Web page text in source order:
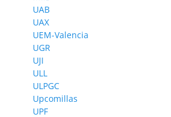
UAB
UAX
UEM-Valencia
UGR
UJI
ULL
ULPGC
Upcomillas
UPF